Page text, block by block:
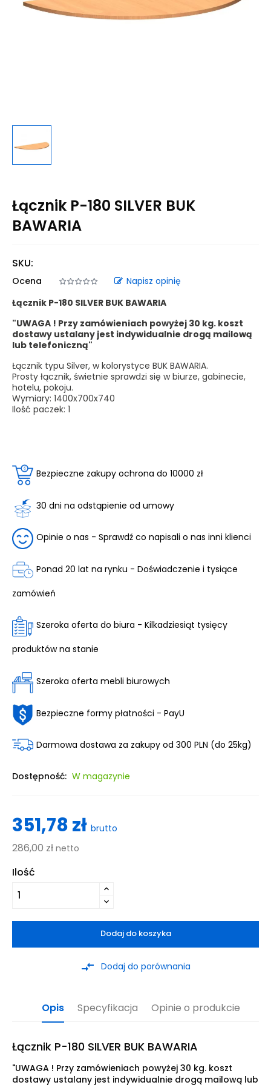
Łącznik P-180 SILVER BUK
BAWARIA
SKU:
Ocena
Napisz opinię
Łącznik P-180 SILVER BUK BAWARIA
"UWAGA ! Przy zamówieniach powyżej 30 kg. koszt
dostawy ustalany jest indywidualnie drogą mailową
lub telefoniczną"
Łącznik typu Silver, w kolorystyce BUK BAWARIA.
Prosty łącznik, świetnie sprawdzi się w biurze, gabinecie,
hotelu, pokoju.
Wymiary: 1400x700x740
Ilość paczek: 1
Bezpieczne zakupy ochrona do 10000 zł
30 dni na odstąpienie od umowy
Opinie o nas - Sprawdź co napisali o nas inni klienci
Ponad 20 lat na rynku - Doświadczenie i tysiące
zamówień
Szeroka oferta do biura - Kilkadziesiąt tysięcy
produktów na stanie
Szeroka oferta mebli biurowych
Bezpieczne formy płatności - PayU
Darmowa dostawa za zakupy od 300 PLN (do 25kg)
Dostępność: W magazynie
351,78 zł brutto
286,00 zł netto
Ilość
Dodaj do koszyka
compare_arrows Dodaj do porównania
Opis Specyfikacja Opinie o produkcie
Łącznik P-180 SILVER BUK BAWARIA
"UWAGA ! Przy zamówieniach powyżej 30 kg. koszt
dostawy ustalany jest indywidualnie drogą mailową lub